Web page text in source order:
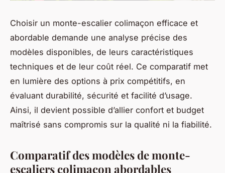
Choisir un monte-escalier colimaçon efficace et
abordable demande une analyse précise des
modèles disponibles, de leurs caractéristiques
techniques et de leur coût réel. Ce comparatif met
en lumière des options à prix compétitifs, en
évaluant durabilité, sécurité et facilité d’usage.
Ainsi, il devient possible d’allier confort et budget
maîtrisé sans compromis sur la qualité ni la fiabilité.
Comparatif des modèles de monte-
escaliers colimaçon abordables